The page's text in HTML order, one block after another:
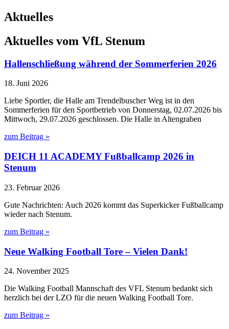
Aktuelles
Aktuelles vom VfL Stenum
Hallenschließung während der Sommerferien 2026
18. Juni 2026
Liebe Sportler, die Halle am Trendelbuscher Weg ist in den
Sommerferien für den Sportbetrieb von Donnerstag, 02.07.2026 bis
Mittwoch, 29.07.2026 geschlossen. Die Halle in Altengraben
zum Beitrag »
DEICH 11 ACADEMY Fußballcamp 2026 in
Stenum
23. Februar 2026
Gute Nachrichten: Auch 2026 kommt das Superkicker Fußballcamp
wieder nach Stenum.
zum Beitrag »
Neue Walking Football Tore – Vielen Dank!
24. November 2025
Die Walking Football Mannschaft des VFL Stenum bedankt sich
herzlich bei der LZO für die neuen Walking Football Tore.
zum Beitrag »